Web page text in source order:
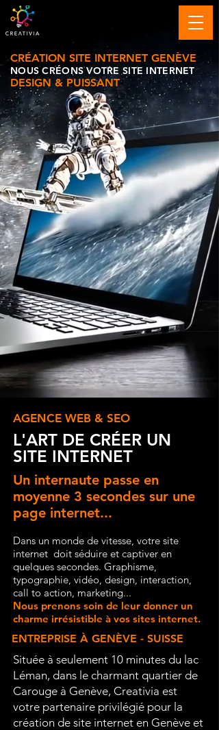
CRÉATION SITE INTERNET GENÈVE
NOUS CRÉONSVOTRE SITE INTERNET
DESIGN & PUISSANT
AGENCE WEB & SEO
L'ART DE CRÉER UN
SITE INTERNET
Un internaute passe en
moyenne 3 secondes sur une
page internet...
Dans un monde de vitesse, votre site
internet doit séduire et captiver en
quelques secondes. Graphisme,
typographie, vidéo, design, interaction,
call to action, marketing...
Nous prenons soin de leur donner un
charme irrésistible à vos sites internet.
ENTREPRISE À GENÈVE - SUISSE
Située à seulement 10 minutes du lac
Léman, dans le charmant quartier de
Carouge à Genève, Creativia est
votre partenaire privilégié pour la
création de site internet en Genève et